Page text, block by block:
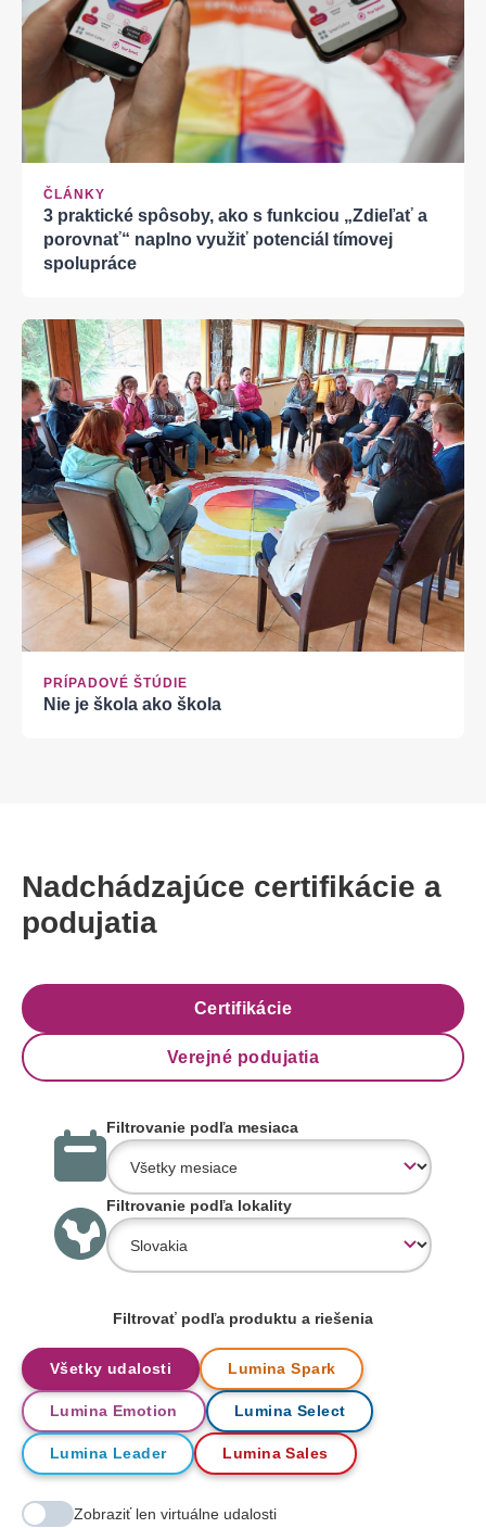
ČLÁNKY
3 praktické spôsoby, ako s funkciou „Zdieľať a
porovnať“ naplno využiť potenciál tímovej
spolupráce
PRÍPADOVÉ ŠTÚDIE
Nie je škola ako škola
Nadchádzajúce certifikácie a
podujatia
Certifikácie
Verejné podujatia
Filtrovanie podľa mesiaca
Filtrovanie podľa lokality
Filtrovať podľa produktu a riešenia
Všetky udalosti Lumina Spark
Lumina Emotion Lumina Select
Lumina Leader Lumina Sales
Zobraziť len virtuálne udalosti